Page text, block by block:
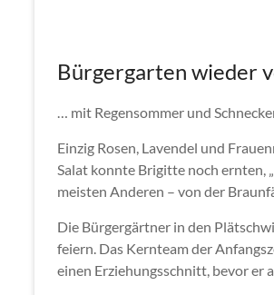
Bürgergarten wieder
… mit Regensommer und
Einzig Rosen, Lavendel und
Salat konnte Brigitte noch ernten,
meisten Anderen – von der
Die Bürgergärtner in den
feiern. Das Kernteam der
einen Erziehungsschnitt, bevor er